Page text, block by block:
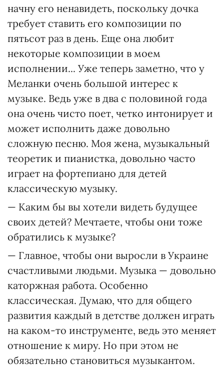
начну его ненавидеть, поскольку дочка
требует ставить его композиции по
пятьсот раз в день. Еще она любит
некоторые композиции в моем
исполнении... Уже теперь заметно, что у
Меланки очень большой интерес к
музыке. Ведь уже в два с половиной года
она очень чисто поет, четко интонирует и
может исполнить даже довольно
сложную песню. Моя жена, музыкальный
теоретик и пианистка, довольно часто
играет на фортепиано для детей
классическую музыку.
— Каким бы вы хотели видеть будущее
своих детей? Мечтаете, чтобы они тоже
обратились к музыке?
— Главное, чтобы они выросли в Украине
счастливыми людьми. Музыка — довольно
каторжная работа. Особенно
классическая. Думаю, что для общего
развития каждый в детстве должен играть
на каком-то инструменте, ведь это меняет
отношение к миру. Но при этом не
обязательно становиться музыкантом.